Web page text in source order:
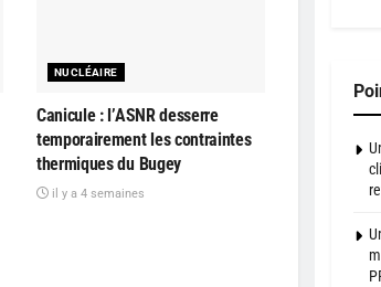
NUCLÉAIRE
Canicule : l’ASNR desserre
temporairement les contraintes
thermiques du Bugey
il y a 4 semaines